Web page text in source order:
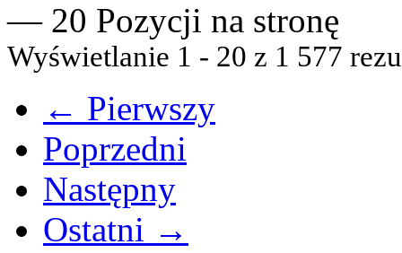
— 20 Pozycji na stronę
Wyświetlanie 1 - 20 z 1 577
← Pierwszy
Poprzedni
Następny
Ostatni →